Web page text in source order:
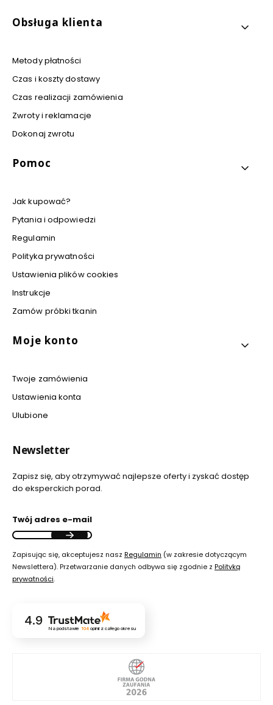
Obsługa klienta
Metody płatności
Czas i koszty dostawy
Czas realizacji zamówienia
Zwroty i reklamacje
Dokonaj zwrotu
Pomoc
Jak kupować?
Pytania i odpowiedzi
Regulamin
Polityka prywatności
Ustawienia plików cookies
Instrukcje
Zamów próbki tkanin
Moje konto
Twoje zamówienia
Ustawienia konta
Ulubione
Newsletter
Zapisz się, aby otrzymywać najlepsze oferty i zyskać dostęp
do eksperckich porad.
Twój adres e-mail
Zapisując się, akceptujesz nasz Regulamin (w zakresie dotyczącym
Newslettera). Przetwarzanie danych odbywa się zgodnie z Polityką
prywatności.
4.9
Na podstawie 104opinii z całego okresu